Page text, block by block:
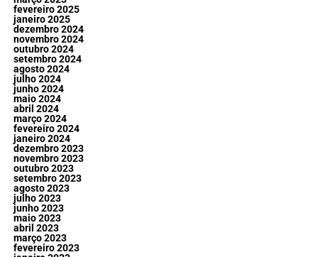
fevereiro 2025
janeiro 2025
dezembro 2024
novembro 2024
outubro 2024
setembro 2024
agosto 2024
julho 2024
junho 2024
maio 2024
abril 2024
março 2024
fevereiro 2024
janeiro 2024
dezembro 2023
novembro 2023
outubro 2023
setembro 2023
agosto 2023
julho 2023
junho 2023
maio 2023
abril 2023
março 2023
fevereiro 2023